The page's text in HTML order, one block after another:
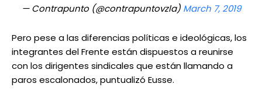
— Contrapunto (@contrapuntovzla) March 7, 2019
Pero pese a las diferencias políticas e ideológicas, los
integrantes del Frente están dispuestos a reunirse
con los dirigentes sindicales que están llamando a
paros escalonados, puntualizó Eusse.